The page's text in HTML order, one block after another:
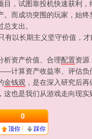
，试图靠投机快速获利
而成功突围的玩家，始
支出。
以长期主义坚守价值，
析资产价值、合理配置资源
计算资产收益率、评估负
金钱观 ，是在深入研究后
也是我们从游戏走向现实
0
顶你 踩你